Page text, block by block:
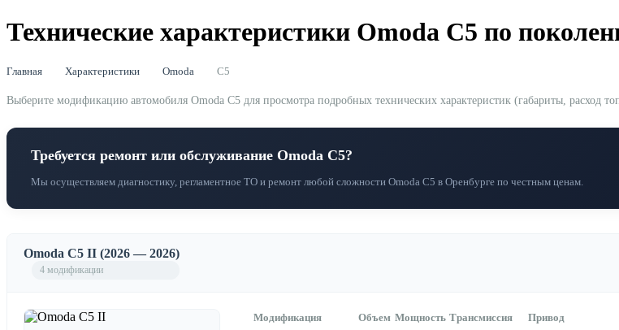
Технические характеристики Omoda C5 по
Главная Характеристики Omoda C5
Выберите модификацию автомобиля Omoda C5 для просмотра подробных технических характеристик (габариты, расход
Требуется ремонт или обслуживание Omoda C5?
Мы осуществляем диагностику, регламентное ТО и ремонт любой сложности Omoda C5 в Оренбурге по честным ценам.
Omoda C5 II (2026 — 2026)
4 модификации
Модификация Объем Мощность Трансмиссия Привод